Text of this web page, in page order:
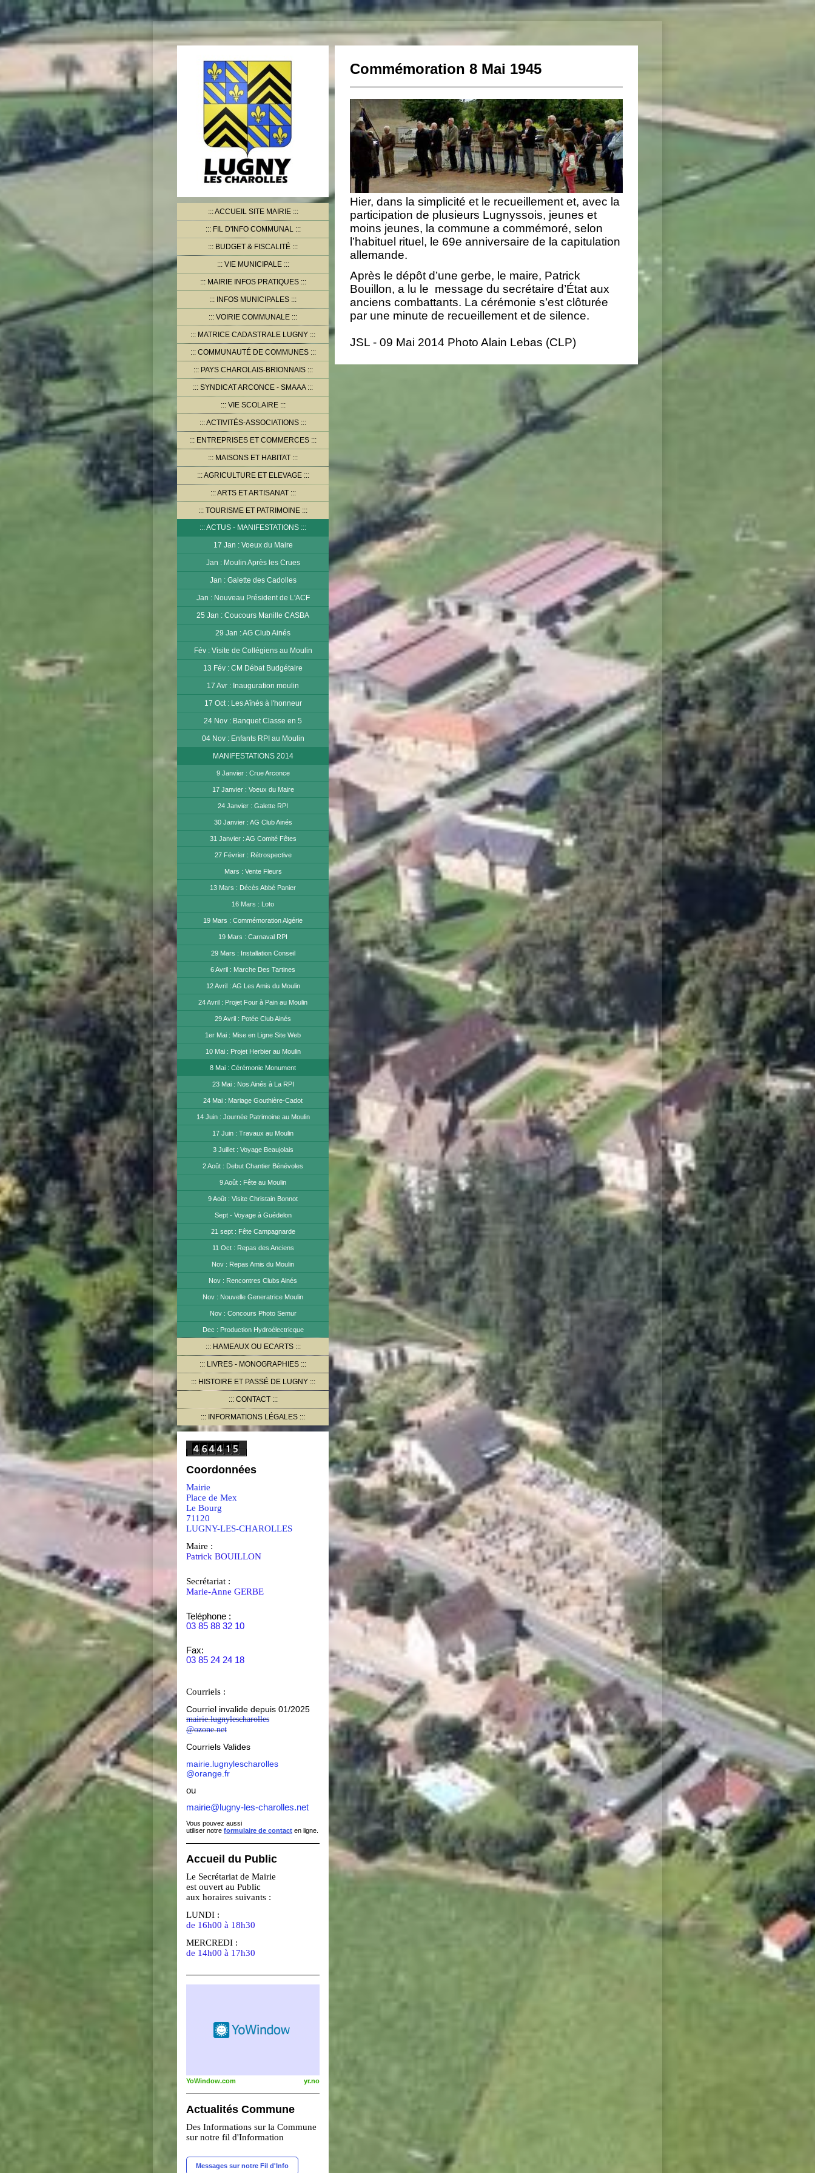
ACCUEIL SITE MAIRIE
FIL D'INFO COMMUNAL
BUDGET & FISCALITÉ
VIE MUNICIPALE
MAIRIE INFOS PRATIQUES
INFOS MUNICIPALES
VOIRIE COMMUNALE
MATRICE CADASTRALE LUGNY
COMMUNAUTÉ DE COMMUNES
PAYS CHAROLAIS-BRIONNAIS
SYNDICAT ARCONCE - SMAAA
VIE SCOLAIRE
ACTIVITÉS-ASSOCIATIONS
ENTREPRISES ET COMMERCES
MAISONS ET HABITAT
AGRICULTURE ET ELEVAGE
ARTS ET ARTISANAT
TOURISME ET PATRIMOINE
ACTUS - MANIFESTATIONS
17 Jan : Voeux du Maire
Jan : Moulin Après les Crues
Jan : Galette des Cadolles
Jan : Nouveau Président de L'ACF
25 Jan : Coucours Manille CASBA
29 Jan : AG Club Ainés
Fév : Visite de Collégiens au Moulin
13 Fév : CM Débat Budgétaire
17 Avr : Inauguration moulin
17 Oct : Les Aînés à l'honneur
24 Nov : Banquet Classe en 5
04 Nov : Enfants RPI au Moulin
MANIFESTATIONS 2014
9 Janvier : Crue Arconce
17 Janvier : Voeux du Maire
24 Janvier : Galette RPI
30 Janvier : AG Club Ainés
31 Janvier : AG Comité Fêtes
27 Février : Rétrospective
Mars : Vente Fleurs
13 Mars : Décès Abbé Panier
16 Mars : Loto
19 Mars : Commémoration Algérie
19 Mars : Carnaval RPI
29 Mars : Installation Conseil
6 Avril : Marche Des Tartines
12 Avril : AG Les Amis du Moulin
24 Avril : Projet Four à Pain au Moulin
29 Avril : Potée Club Ainés
1er Mai : Mise en Ligne Site Web
10 Mai : Projet Herbier au Moulin
8 Mai : Cérémonie Monument
23 Mai : Nos Ainés à La RPI
24 Mai : Mariage Gouthière-Cadot
14 Juin : Journée Patrimoine au Moulin
17 Juin : Travaux au Moulin
3 Juillet : Voyage Beaujolais
2 Août : Debut Chantier Bénévoles
9 Août : Fête au Moulin
9 Août : Visite Christain Bonnot
Sept - Voyage à Guédelon
21 sept : Fête Campagnarde
11 Oct : Repas des Anciens
Nov : Repas Amis du Moulin
Nov : Rencontres Clubs Ainés
Nov : Nouvelle Generatrice Moulin
Nov : Concours Photo Semur
Dec : Production Hydroélectricque
HAMEAUX OU ECARTS
LIVRES - MONOGRAPHIES
HISTOIRE ET PASSÉ DE LUGNY
CONTACT
INFORMATIONS LÉGALES
Coordonnées
Mairie
Place de Mex
Le Bourg
71120
LUGNY-LES-CHAROLLES
Maire :
Patrick BOUILLON
Secrétariat :
Marie-Anne GERBE
Teléphone :
03 85 88 32 10
Fax:
03 85 24 24 18
Courriels :
Courriel invalide depuis 01/2025
mairie.lugnylescharolles
@ozone.net
Courriels Valides
mairie.lugnylescharolles
@orange.fr
ou
mairie@lugny-les-charolles.net
Vous pouvez aussi
utiliser notre formulaire de contact en ligne.
Accueil du Public
Le Secrétariat de Mairie
est ouvert au Public
aux horaires suivants :
LUNDI :
de 16h00 à 18h30
MERCREDI :
de 14h00 à 17h30
YoWindow.com yr.no
Actualités Commune
Des Informations sur la Commune
sur notre fil d'Information
Messages sur notre Fil d'Info
Commémoration 8 Mai 1945
Hier, dans la simplicité et le recueillement et, avec la
participation de plusieurs Lugnyssois, jeunes et
moins jeunes, la commune a commémoré, selon
l’habituel rituel, le 69e anniversaire de la capitulation
allemande.
Après le dépôt d’une gerbe, le maire, Patrick
Bouillon, a lu le message du secrétaire d’État aux
anciens combattants. La cérémonie s’est clôturée
par une minute de recueillement et de silence.
JSL - 09 Mai 2014 Photo Alain Lebas (CLP)